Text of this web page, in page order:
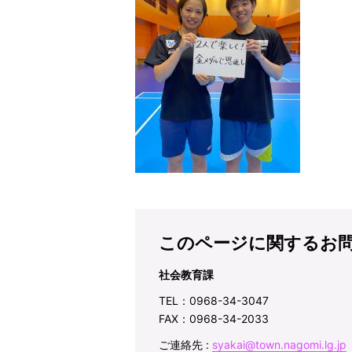
このページに関するお
社会教育課
TEL：0968-34-3047
FAX：0968-34-2033
ご連絡先 : syakai@town.nagomi.lg.jp